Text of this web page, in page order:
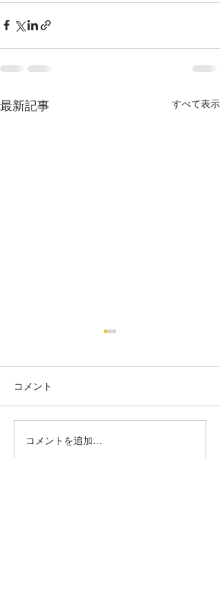
最新記事 すべて表示
フラワー
コメント
コメントを追加…